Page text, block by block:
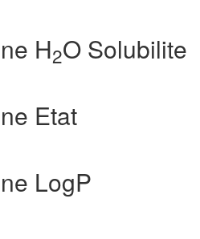
H2O Solubilite
Etat
LogP